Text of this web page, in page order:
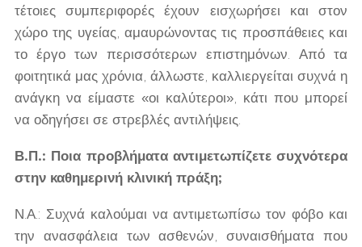
τέτοιες συμπεριφορές έχουν εισχωρήσει και στον
χώρο της υγείας, αμαυρώνοντας τις προσπάθειες και
το έργο των περισσότερων επιστημόνων. Από τα
φοιτητικά μας χρόνια, άλλωστε, καλλιεργείται συχνά η
ανάγκη να είμαστε «οι καλύτεροι», κάτι που μπορεί
να οδηγήσει σε στρεβλές αντιλήψεις.
Β.Π.: Ποια προβλήματα αντιμετωπίζετε συχνότερα
στην καθημερινή κλινική πράξη;
Ν.Α.: Συχνά καλούμαι να αντιμετωπίσω τον φόβο και
την ανασφάλεια των ασθενών, συναισθήματα που